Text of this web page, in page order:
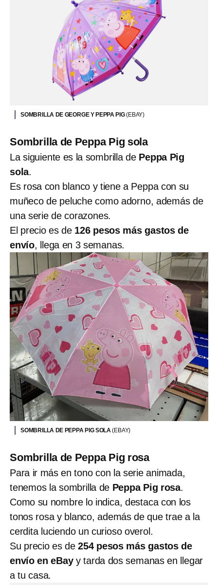
SOMBRILLA DE GEORGE Y PEPPA PIG(EBAY)
Sombrilla de Peppa Pig sola
La siguiente es la sombrilla de Peppa Pig
sola.
Es rosa con blanco y tiene a Peppa con su
muñeco de peluche como adorno, además de
una serie de corazones.
El precio es de 126 pesos más gastos de
envío, llega en 3 semanas.
SOMBRILLA DE PEPPA PIG SOLA(EBAY)
Sombrilla de Peppa Pig rosa
Para ir más en tono con la serie animada,
tenemos la sombrilla de Peppa Pig rosa.
Como su nombre lo indica, destaca con los
tonos rosa y blanco, además de que trae a la
cerdita luciendo un curioso overol.
Su precio es de254 pesos más gastos de
envío en eBayy tarda dos semanas en llegar
a tu casa.